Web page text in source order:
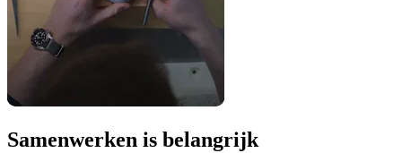
Samenwerken is belangrijk